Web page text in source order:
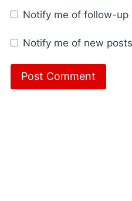
Notify me of follow-up
Notify me of new